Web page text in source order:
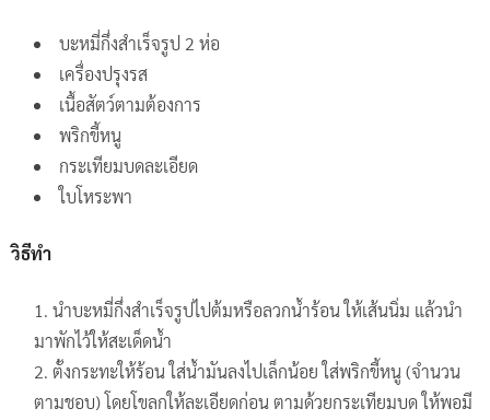
บะหมี่กึ่งสำเร็จรูป 2 ห่อ
เครื่องปรุงรส
เนื้อสัตว์ตามต้องการ
พริกขี้หนู
กระเทียมบดละเอียด
ใบโหระพา
วิธีทำ
นำบะหมี่กึ่งสำเร็จรูปไปต้มหรือลวกน้ำร้อน ให้เส้นนิ่ม แล้วนำ
มาพักไว้ให้สะเด็ดน้ำ
ตั้งกระทะให้ร้อน ใส่น้ำมันลงไปเล็กน้อย ใส่พริกขี้หนู (จำนวน
ตามชอบ) โดยโขลกให้ละเอียดก่อน ตามด้วยกระเทียมบด ให้พอมี